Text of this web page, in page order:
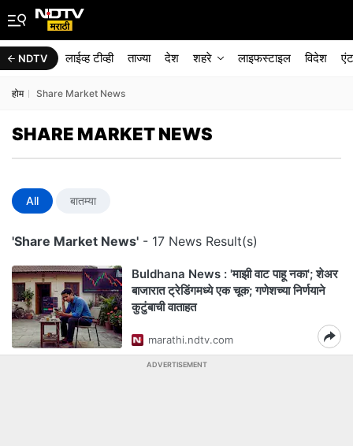
NDTV लाईव्ह टीव्ही ताज्या देश शहरे लाइफस्टाइल विदेश
होम Share Market News
SHARE MARKET NEWS
All बातम्या
'Share Market News' - 17 News Result(s)
Buldhana News : 'माझी वाट पाहू नका'; शेअर
बाजारात ट्रेडिंगमध्ये एक चूक; गणेशच्या निर्णयाने
कुटुंबाची वाताहत
marathi.ndtv.com
ADVERTISEMENT